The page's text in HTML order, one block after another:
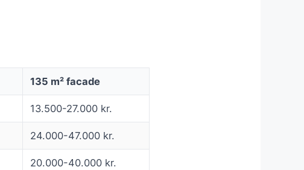
135 m² facade
13.500-27.000 kr.
24.000-47.000 kr.
20.000-40.000 kr.